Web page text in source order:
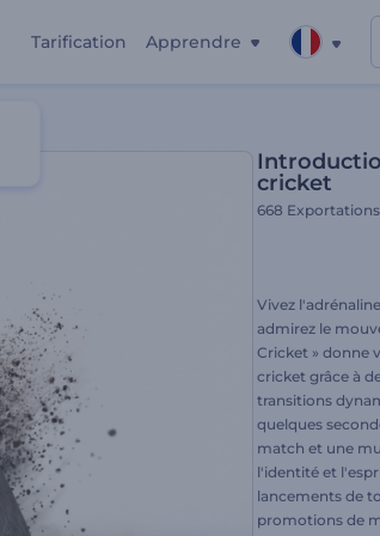
Tarification Apprendre
cricket
668 Exportations
Vivez
admirez le
Cricket » donne
cricket grâce à
transitions
quelques
match et une
l'identité et
lancements de
promotions de